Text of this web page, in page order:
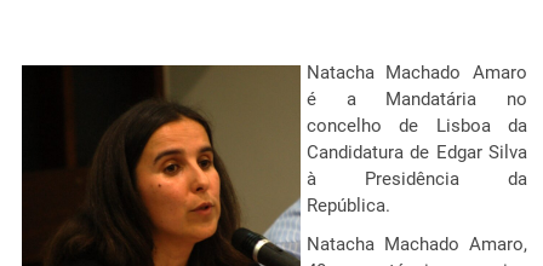
Natacha Machado Amaro
é a Mandatária no
concelho de Lisboa da
Candidatura de Edgar Silva
à Presidência da
República.
Natacha Machado Amaro,